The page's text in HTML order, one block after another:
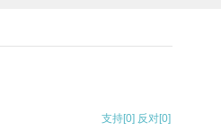
支持[0] 反对[0]